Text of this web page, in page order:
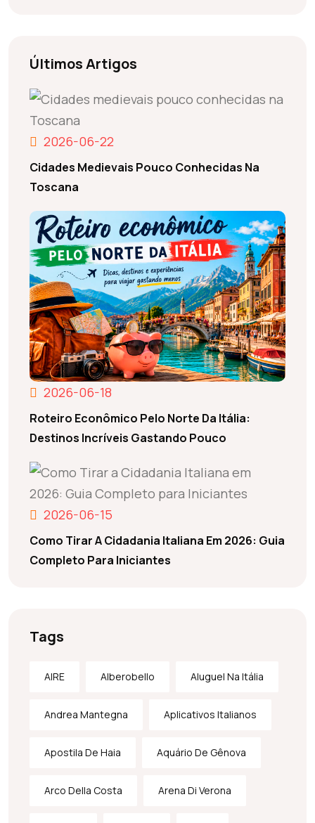
Últimos Artigos
2026-06-22
Cidades Medievais Pouco Conhecidas Na
Toscana
2026-06-18
Roteiro Econômico Pelo Norte Da Itália:
Destinos Incríveis Gastando Pouco
2026-06-15
Como Tirar A Cidadania Italiana Em 2026: Guia
Completo Para Iniciantes
Tags
AIRE Alberobello Aluguel Na Itália
Andrea Mantegna Aplicativos Italianos
Apostila De Haia Aquário De Gênova
Arco Della Costa Arena Di Verona